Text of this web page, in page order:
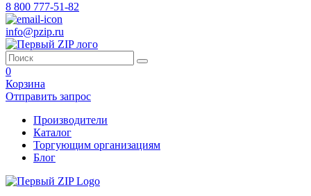
8 800 777-51-82
info@pzip.ru
0
Корзина
Отправить запрос
Производители
Каталог
Торгующим организациям
Блог